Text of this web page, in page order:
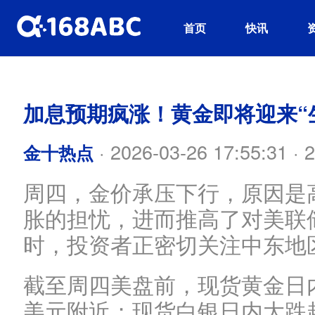
首页 快讯
加息预期疯涨！黄金即将迎来
金十热点 · 2026-03-26 17:55:31 ·
周四，金价承压下行，原因
胀的担忧，进而推高了对美
时，投资者正密切关注中东
截至周四美盘前，现货黄金